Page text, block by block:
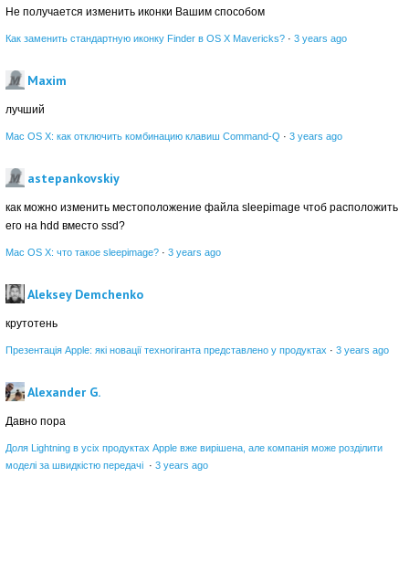
Не получается изменить иконки Вашим способом
Как заменить стандартную иконку Finder в OS X Mavericks? · 3 years ago
Maxim
лучший
Mac OS X: как отключить комбинацию клавиш Command-Q · 3 years ago
astepankovskiy
как можно изменить местоположение файла sleepimage чтоб расположить
его на hdd вместо ssd?
Mac OS X: что такое sleepimage? · 3 years ago
Aleksey Demchenko
крутотень
Презентація Apple: які новації техногіганта представлено у продуктах · 3 years ago
Alexander G.
Давно пора
Доля Lightning в усіх продуктах Apple вже вирішена, але компанія може розділити
моделі за швидкістю передачі · 3 years ago